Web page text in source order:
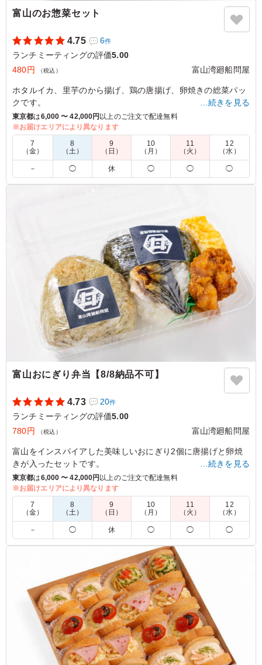
5.0 ONE DROP REALTY 株式会社
おにぎりの種類、６個全部違うものが入っていました。お
いしそうなおにぎりばかりで、どれを食べるか迷いまし
た。具もしっかり大きくて、お米もギューッと握られてい
て、とても満足感がありました。２～３人で食べてちょう
ょうど良いランチになりました。
ご利用シーン：会議・セミナー›ランチミーティング
東京都港区六本木2025/07/29
富山のお惣菜セット
4.75 6件
ランチミーティングの評価5.00
480円
（税込） 富山湾廻船問屋
ホタルイカ、里芋のから揚げ、鶏の唐揚げ、卵焼きの総菜パッ
クです。
おにぎりお任せBOXとご一緒にや、もう少しお惣菜がほしい時
にどうぞ♪
5.0 ONE DROP REALTY 株式会社
コンパクトながらも、卵焼き、唐揚げ、サトイモの唐揚
げ、昆布の佃煮が入っていました。おにぎりとセットで注
会議・セミナー›ランチミーティング
東京都港区六本木2025/07/29
…続きを見る
東京都は6,000 〜 42,000円 以上のご注文で配達無料
※お届けエリアにより異なります
7
（金）
8
（土）
9
（日）
10
（月）
11
（火）
12
（水）
－ ◯ 休 ◯ ◯ ◯
富山おにぎり弁当【8/8納品不可】
4.73 20件
ランチミーティングの評価5.00
780円
（税込） 富山湾廻船問屋
富山をインスパイアした美味しいおにぎり2個に唐揚げと卵焼
きが入ったセットです。
※具材指定の場合はご飯の種類プルダウンからお選びくださ
い。
おにぎりの具材が多いので、選ぶのが楽しかったです。届
いたおにぎりはお米がふっくらしていて、おいしいおにぎ
りでした。卵焼きと唐揚げというお弁当定番のおかずも1
切ずつ入っていたので、お腹も気持ちも満たされました。
ご利用シーン：会議・セミナー›ランチミーティング
東京都港区六本木2025/09/29
…続きを見る
東京都は6,000 〜 42,000円以上のご注文で配達無料
※お届けエリアにより異なります
7
（金）
8
（土）
9
（日）
10
（月）
11
（火）
12
（水）
－ ◯ 休 ◯ ◯ ◯